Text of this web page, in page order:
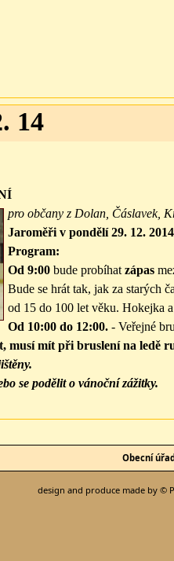
14
pro občany z Dolan, Čáslavek,
Jaroměři v pondělí 29. 12. 2014
Program:
Od 9:00 bude probíhatzápas
Bude se hrát tak, jak za starých
od 15 do 100 let věku. Hokejka
Od 10:00 do 12:00. - Veřejné
musí mít při bruslení na ledě
se podělit o vánoční zážitky.
Obecní
design and produce made by ©